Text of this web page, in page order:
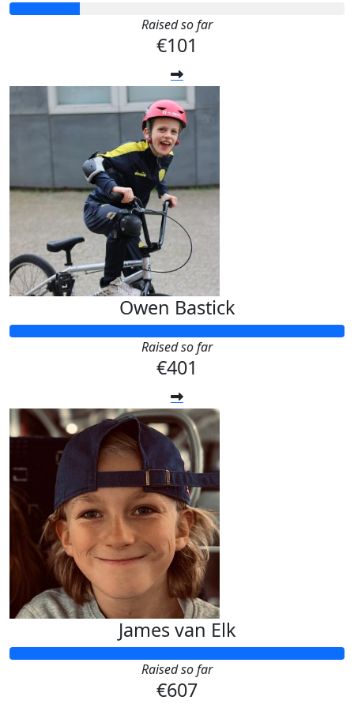
Raised so far
€101
Owen Bastick
Raised so far
€401
James van Elk
Raised so far
€607